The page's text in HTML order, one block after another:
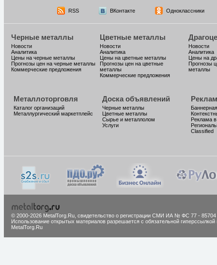
RSS ВКонтакте Одноклассники
Черные металлы
Новости
Аналитика
Цены на черные металлы
Прогнозы цен на черные металлы
Коммерческие предложения
Цветные металлы
Новости
Аналитика
Цены на цветные металлы
Прогнозы цен на цветные
металлы
Коммерческие предложения
Новости
Аналитика
Цены на
Прогнозы
металлы
Металлоторговля
Каталог организаций
Металлургический маркетплейс
Доска объявлений
Черные металлы
Цветные металлы
Сырье и металлолом
Услуги
Реклама
Classified
© 2000-2026 MetalTorg.Ru, cвидетельство о регистрации СМИ ИА № ФС 77 - 85704
Использование открытых материалов разрешается с обязательной гиперссылкой
MetalTorg.Ru